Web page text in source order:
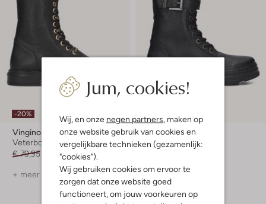
Jum, cookies!
Wij, en onze negen partners , maken op
onze website gebruik van cookies en
vergelijkbare technieken (gezamenlijk:
"cookies").
Wij gebruiken cookies om ervoor te
zorgen dat onze website goed
functioneert, om jouw voorkeuren op
-20%
Vingino
Veterboots
€ 79,95
€ 63,99
+ meer kleuren
Vingino
Veterboots